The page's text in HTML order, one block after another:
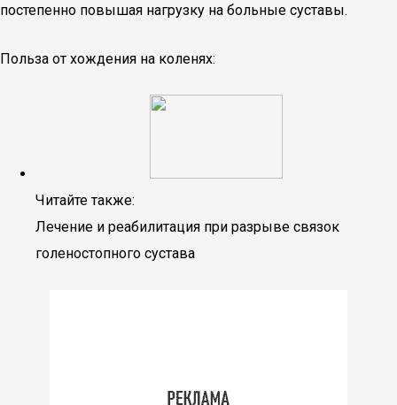
постепенно повышая нагрузку на больные суставы.
Польза от хождения на коленях:
Читайте также:
Лечение и реабилитация при разрыве связок
голеностопного сустава